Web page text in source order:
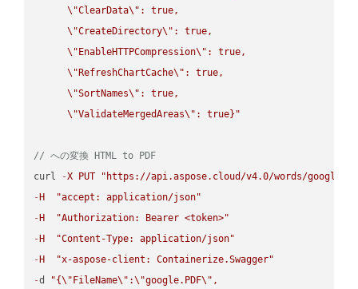
\"ClearData\" : true,
\"CreateDirectory\" : true,
\" EnableHTTPCompression\" : true,
\" RefreshChartCache\" : true,
\"SortNames\" : true,
\"ValidateMergedAreas\" : true}"
// への変換 HTML to PDF
curl
-X PUT
"https://api.aspose.cloud/v4.0/words/
- H
"accept: application/json"
- H
"Authorization: Bearer <token>"
- H
"Content-Type: application/json"
- H
"x-aspose-client: Containerize.Swagger"
-d "{\" FileName\" :\"google.PDF\" ,